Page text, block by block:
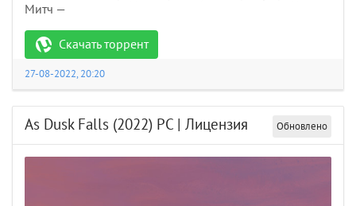
Митч —
Скачать торрент
27-08-2022, 20:20
As Dusk Falls (2022) PC | Лицензия Обновлено